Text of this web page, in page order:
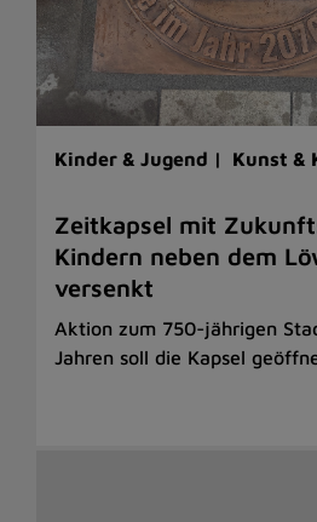
Kinder & Jugend | Kunst &
Zeitkapsel mit
Kindern neben dem
versenkt
Aktion zum 750-jährigen
Jahren soll die Kapsel